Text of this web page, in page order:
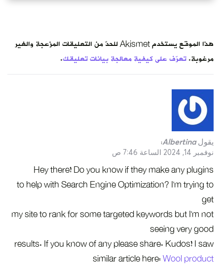
هذا الموقع يستخدم Akismet للحدّ من التعليقات المزعجة والغير
مرغوبة.تعرّف على كيفية معالجة بيانات تعليقك.
يقول Albertina
:
نوفمبر 14, 2024 الساعة 7:46 ص
Hey there! Do you know if they make any plugins
to help with Search Engine Optimization? I’m trying to
get
my site to rank for some targeted keywords but I’m not
seeing very good
results. If you know of any please share. Kudos! I saw
similar article here:Wool product